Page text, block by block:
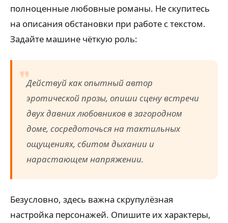
полноценные любовные романы. Не скупитесь
на описания обстановки при работе с текстом.
Задайте машине чёткую роль:
Действуй как опытный автор
эротической прозы, опиши сцену встречи
двух давних любовников в загородном
доме, сосредоточься на тактильных
ощущениях, сбитом дыхании и
нарастающем напряжении.
Безусловно, здесь важна скрупулёзная
настройка персонажей. Опишите их характеры,